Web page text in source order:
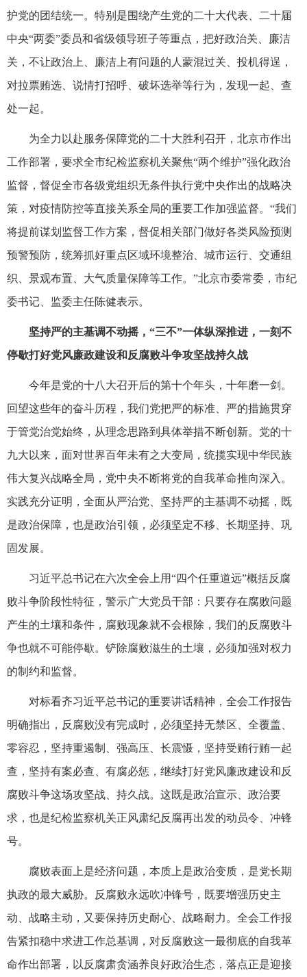
护党的团结统一。特别是围绕产生党的二十大代表、二十届
中央“两委”委员和省级领导班子等重点，把好政治关、廉洁
关，不让政治上、廉洁上有问题的人蒙混过关、投机得逞，
对拉票贿选、说情打招呼、破坏选举等行为，发现一起、查
处一起。
为全力以赴服务保障党的二十大胜利召开，北京市作出
工作部署，要求全市纪检监察机关聚焦“两个维护”强化政治
监督，督促全市各级党组织无条件执行党中央作出的战略决
策，对疫情防控等直接关系全局的重要工作加强监督。“我们
将提前谋划监督工作方案，督促相关部门做好各类风险预测
预警预防，统筹抓好重点区域环境整治、城市运行、交通组
织、景观布置、大气质量保障等工作。”北京市委常委，市纪
委书记、监委主任陈健表示。
坚持严的主基调不动摇，“三不”一体纵深推进，一刻不
停歇打好党风廉政建设和反腐败斗争攻坚战持久战
今年是党的十八大召开后的第十个年头，十年磨一剑。
回望这些年的奋斗历程，我们党把严的标准、严的措施贯穿
于管党治党始终，从理念思路到具体举措不断创新。党的十
九大以来，面对世界百年未有之大变局，统揽实现中华民族
伟大复兴战略全局，党中央不断将党的自我革命推向深入。
实践充分证明，全面从严治党、坚持严的主基调不动摇，既
是政治保障，也是政治引领，必须坚定不移、长期坚持、巩
固发展。
习近平总书记在六次全会上用“四个任重道远”概括反腐
败斗争阶段性特征，警示广大党员干部：只要存在腐败问题
产生的土壤和条件，腐败现象就不会根除，我们的反腐败斗
争也就不可能停歇。铲除腐败滋生的土壤，必须加强对权力
的制约和监督。
对标看齐习近平总书记的重要讲话精神，全会工作报告
明确指出，反腐败没有完成时，必须坚持无禁区、全覆盖、
零容忍，坚持重遏制、强高压、长震慑，坚持受贿行贿一起
查，坚持有案必查、有腐必惩，继续打好党风廉政建设和反
腐败斗争这场攻坚战、持久战。这既是政治宣示、政治要
求，也是纪检监察机关正风肃纪反腐再出发的动员令、冲锋
号。
腐败表面上是经济问题，本质上是政治变质，是党长期
执政的最大威胁。反腐败永远吹冲锋号，既要增强历史主
动、战略主动，又要保持历史耐心、战略耐力。全会工作报
告紧扣稳中求进工作总基调，对反腐败这一最彻底的自我革
命作出部署，以反腐肃贪涵养良好政治生态，落点正是迎接